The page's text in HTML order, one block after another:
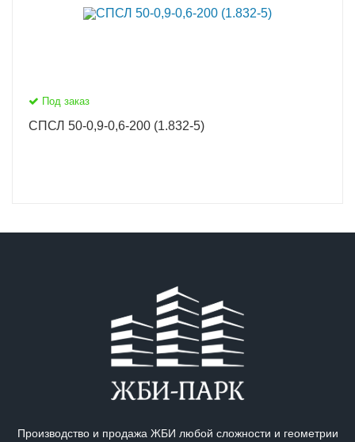
Под заказ
СПСЛ 50-0,9-0,6-200 (1.832-5)
Производство и продажа ЖБИ любой сложности и геометрии